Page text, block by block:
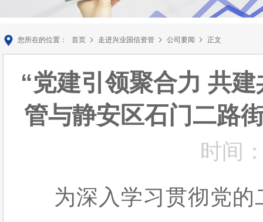
您所在的位置： 首页 走进兴业国信资管 公司要闻 正文
“党建引领聚合力 共
管与静安区石门二路
时间
为深入学习贯彻党的